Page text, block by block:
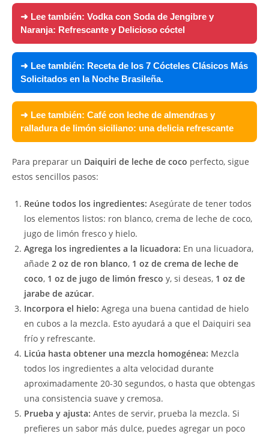
➜ Lee también: Vodka con Soda de Jengibre y
Naranja: Refrescante y Delicioso cóctel
➜ Lee también: Receta de los 7 Cócteles Clásicos Más
Solicitados en la Noche Brasileña.
➜ Lee también: Café con leche de almendras y
ralladura de limón siciliano: una delicia refrescante
Para preparar un Daiquiri de leche de coco perfecto, sigue
estos sencillos pasos:
Reúne todos los ingredientes: Asegúrate de tener todos
los elementos listos: ron blanco, crema de leche de coco,
jugo de limón fresco y hielo.
Agrega los ingredientes a la licuadora: En una licuadora,
añade 2 oz de ron blanco, 1 oz de crema de leche de
coco, 1 oz de jugo de limón fresco y, si deseas, 1 oz de
jarabe de azúcar.
Incorpora el hielo: Agrega una buena cantidad de hielo
en cubos a la mezcla. Esto ayudará a que el Daiquiri sea
frío y refrescante.
Licúa hasta obtener una mezcla homogénea: Mezcla
todos los ingredientes a alta velocidad durante
aproximadamente 20-30 segundos, o hasta que obtengas
una consistencia suave y cremosa.
Prueba y ajusta: Antes de servir, prueba la mezcla. Si
prefieres un sabor más dulce, puedes agregar un poco